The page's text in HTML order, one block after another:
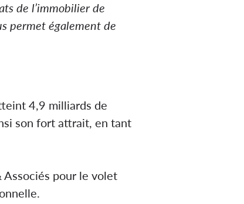
de l’immobilier de
permet également de
4,9 milliards de
son fort attrait, en tant
Associés pour le volet